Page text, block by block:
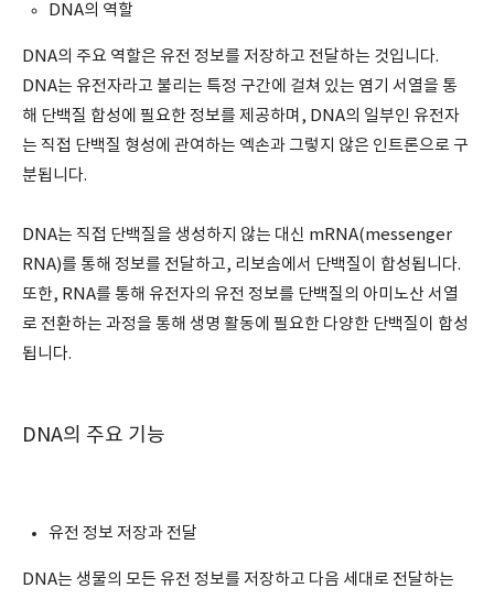
DNA의 역할
DNA의 주요 역할은 유전 정보를 저장하고 전달하는 것입니다.
DNA는 유전자라고 불리는 특정 구간에 걸쳐 있는 염기 서열을 통
해 단백질 합성에 필요한 정보를 제공하며, DNA의 일부인 유전자
는 직접 단백질 형성에 관여하는 엑손과 그렇지 않은 인트론으로 구
분됩니다.
DNA는 직접 단백질을 생성하지 않는 대신 mRNA(messenger
RNA)를 통해 정보를 전달하고, 리보솜에서 단백질이 합성됩니다.
또한, RNA를 통해 유전자의 유전 정보를 단백질의 아미노산 서열
로 전환하는 과정을 통해 생명 활동에 필요한 다양한 단백질이 합성
됩니다.
DNA의 주요 기능
유전 정보 저장과 전달
DNA는 생물의 모든 유전 정보를 저장하고 다음 세대로 전달하는